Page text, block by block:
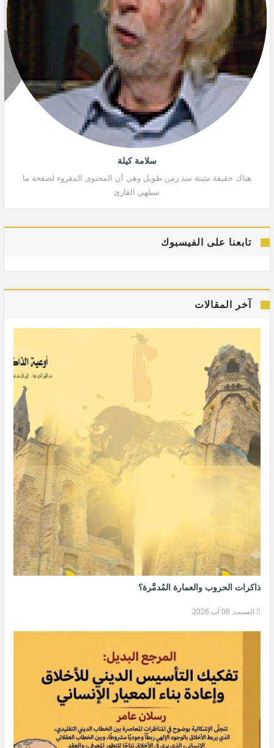
سلامة كيلة
هناك حقيقة مثبتة منذ زمن طويل وهي أن المحتوى المقروء لصفحة ما
سيلهي القارئ
تابعنا على الفيسبوك
آخر المقالات
ذاكرات الحروب والعمارة المُدمَّرة؟
السبت, 08 آب 2026